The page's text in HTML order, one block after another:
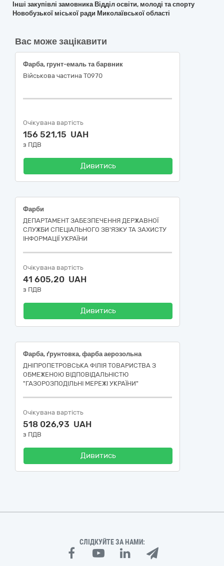
Інші закупівлі замовника Відділ освіти, молоді та спорту
Новобузької міської ради Миколаївської області
Вас може зацікавити
Фарба, грунт-емаль та барвник
Військова частина Т0970
Очікувана вартість
156 521,15 UAH
з ПДВ
Дивитись
Фарби
ДЕПАРТАМЕНТ ЗАБЕЗПЕЧЕННЯ ДЕРЖАВНОЇ
СЛУЖБИ СПЕЦІАЛЬНОГО ЗВ'ЯЗКУ ТА ЗАХИСТУ
ІНФОРМАЦІЇ УКРАЇНИ
Очікувана вартість
41 605,20 UAH
з ПДВ
Дивитись
Фарба, ґрунтовка, фарба аерозольна
ДНІПРОПЕТРОВСЬКА ФІЛІЯ ТОВАРИСТВА З
ОБМЕЖЕНОЮ ВІДПОВІДАЛЬНІСТЮ
"ГАЗОРОЗПОДІЛЬНІ МЕРЕЖІ УКРАЇНИ"
Очікувана вартість
518 026,93 UAH
з ПДВ
Дивитись
СЛІДКУЙТЕ ЗА НАМИ: